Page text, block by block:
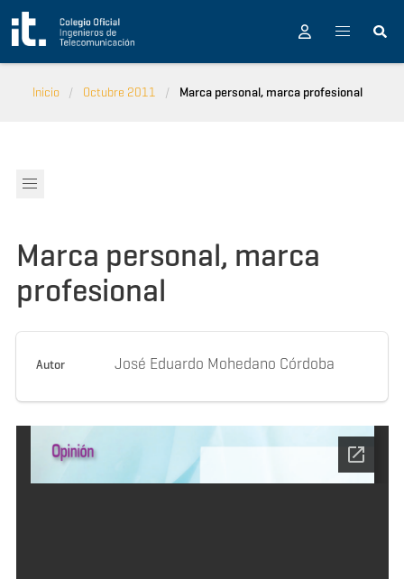
Pasar al contenido principal
Inicio Octubre 2011 Marca personal, marca profesional
Marca personal, marca
profesional
Autor José Eduardo Mohedano Córdoba